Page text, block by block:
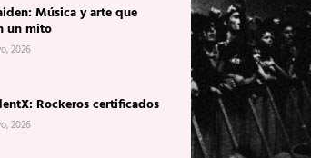
Música y arte que
un mito
2026
Rockeros certificados
2026